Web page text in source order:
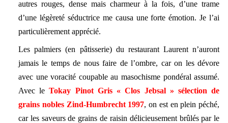
autres rouges, dense mais charmeur à la fois, d’une trame
d’une légèreté séductrice me causa une forte émotion. Je l’ai
particulièrement apprécié.
Les palmiers (en pâtisserie) du restaurant Laurent n’auront
jamais le temps de nous faire de l’ombre, car on les dévore
avec une voracité coupable au masochisme pondéral assumé.
Avec leTokay Pinot Gris « Clos Jebsal » sélection de
grains nobles Zind-Humbrecht 1997, on est en plein péché,
car les saveurs de grains de raisin délicieusement brûlés par le